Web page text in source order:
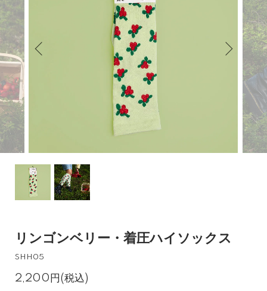
リンゴンベリー・着圧ハイソックス
SHH05
2,200円(税込)